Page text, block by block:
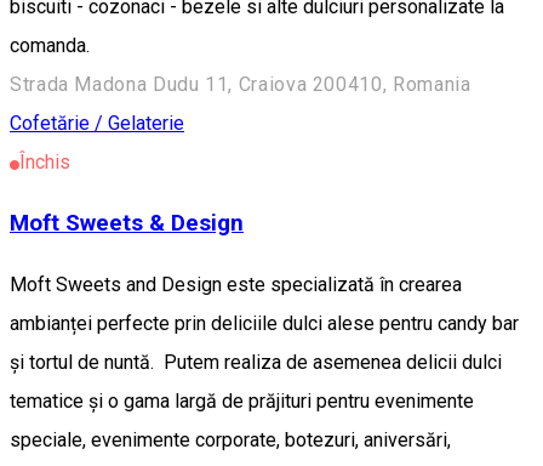
biscuiti - cozonaci - bezele si alte dulciuri personalizate la
comanda.
Strada Madona Dudu 11, Craiova 200410, Romania
Cofetărie / Gelaterie
Închis
Moft Sweets & Design
Moft Sweets and Design este specializată în crearea
ambianței perfecte prin deliciile dulci alese pentru candy bar
și tortul de nuntă. Putem realiza de asemenea delicii dulci
tematice și o gama largă de prăjituri pentru evenimente
speciale, evenimente corporate, botezuri, aniversări,